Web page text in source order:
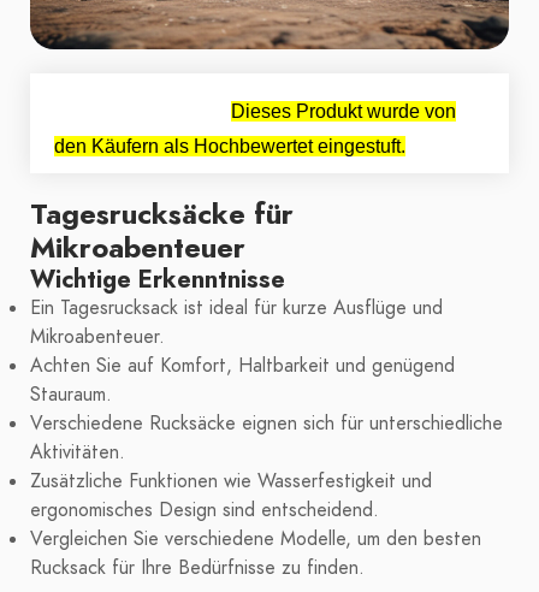
Dieses Produkt wurde von
den Käufern als Hochbewertet eingestuft.
Tagesrucksäcke für
Mikroabenteuer
Wichtige Erkenntnisse
Ein Tagesrucksack ist ideal für kurze Ausflüge und
Mikroabenteuer.
Achten Sie auf Komfort, Haltbarkeit und genügend
Stauraum.
Verschiedene Rucksäcke eignen sich für unterschiedliche
Aktivitäten.
Zusätzliche Funktionen wie Wasserfestigkeit und
ergonomisches Design sind entscheidend.
Vergleichen Sie verschiedene Modelle, um den besten
Rucksack für Ihre Bedürfnisse zu finden.